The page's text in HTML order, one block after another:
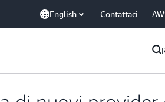
English Contattaci